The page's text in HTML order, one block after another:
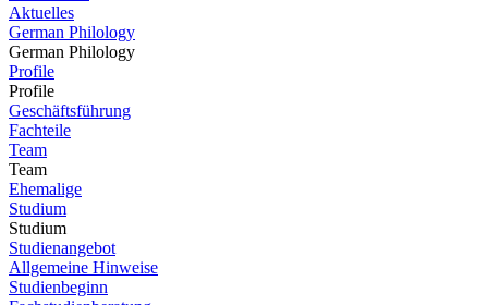
Aktuelles
German Philology
German Philology
Profile
Profile
Geschäftsführung
Fachteile
Team
Team
Ehemalige
Studium
Studium
Studienangebot
Allgemeine Hinweise
Studienbeginn